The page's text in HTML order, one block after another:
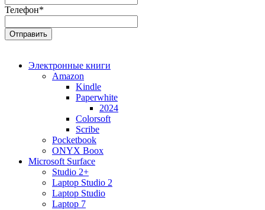
Телефон*
Электронные книги
Amazon
Kindle
Paperwhite
2024
Colorsoft
Scribe
Pocketbook
ONYX Boox
Microsoft Surface
Studio 2+
Laptop Studio 2
Laptop Studio
Laptop 7